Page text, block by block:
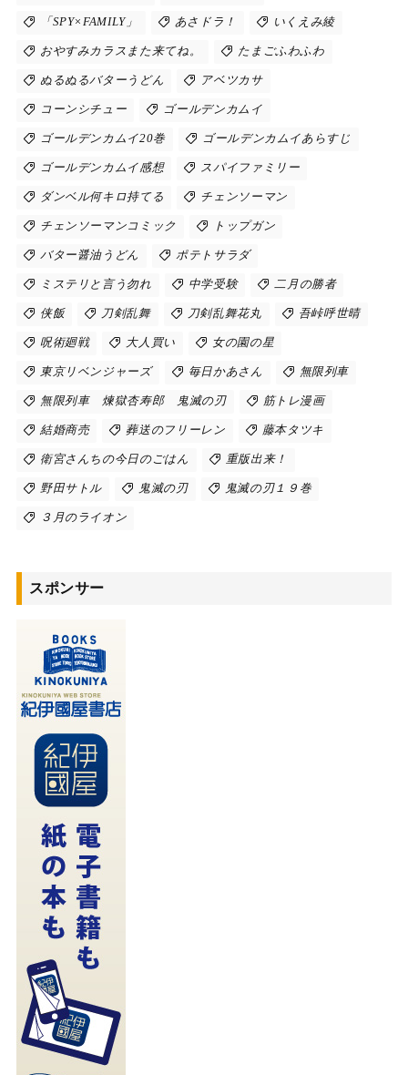
「SPY×FAMILY」 あさドラ！ いくえみ綾
おやすみカラスまた来てね。 たまごふわふわ
ぬるぬるバターうどん アベツカサ
コーンシチュー ゴールデンカムイ
ゴールデンカムイ20巻 ゴールデンカムイあらすじ
ゴールデンカムイ感想 スパイファミリー
ダンベル何キロ持てる チェンソーマン
チェンソーマンコミック トップガン
バター醤油うどん ポテトサラダ
ミステリと言う勿れ 中学受験 二月の勝者
侠飯 刀剣乱舞 刀剣乱舞花丸 吾峠呼世晴
呪術廻戦 大人買い 女の園の星
東京リベンジャーズ 毎日かあさん 無限列車
無限列車 煉獄杏寿郎 鬼滅の刃 筋トレ漫画
結婚商売 葬送のフリーレン 藤本タツキ
衛宮さんちの今日のごはん 重版出来！
野田サトル 鬼滅の刃 鬼滅の刃１９巻
３月のライオン
スポンサー